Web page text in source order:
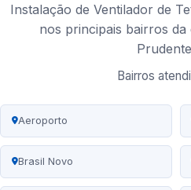
Instalação de Ventilador de
nos principais bairros da
Bairros
Aeroporto
Brasil Novo